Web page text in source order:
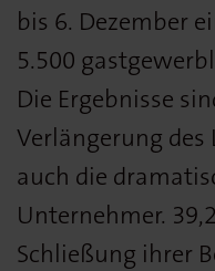
bis 6. Dezember
5.500
Die Ergebnisse
Verlängerung
auch die
Unternehmer.
Schließung ihrer